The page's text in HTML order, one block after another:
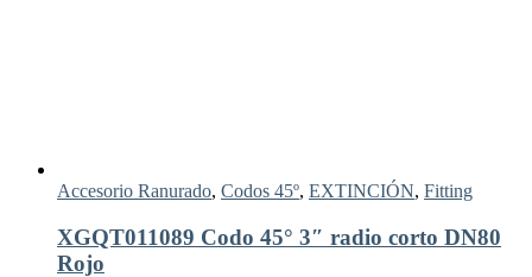
Accesorio Ranurado, Codos 45º, EXTINCIÓN, Fitting
XGQT011089 Codo 45° 3″ radio corto DN80
Rojo